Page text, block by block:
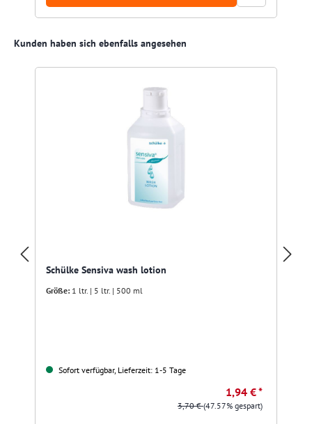
Produktgalerie überspringen
Kunden haben sich ebenfalls angesehen
Schülke Sensiva wash lotion
Größe: 1 ltr. | 5 ltr. | 500 ml
Sofort verfügbar, Lieferzeit: 1-5 Tage
1,94 € *
3,70 €(47.57% gespart)